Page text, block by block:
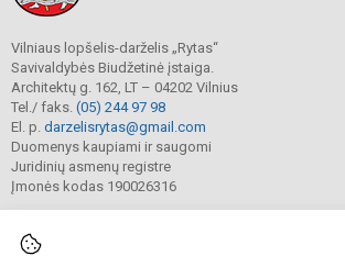
Vilniaus lopšelis-darželis „Rytas“
Savivaldybės Biudžetinė įstaiga.
Architektų g. 162, LT – 04202 Vilnius
Tel./ faks. (05) 244 97 98
El. p. darzelisrytas@gmail.com
Duomenys kaupiami ir saugomi
Juridinių asmenų registre
Įmonės kodas 190026316